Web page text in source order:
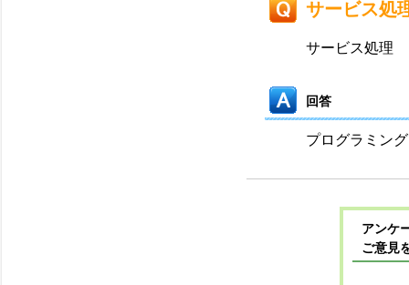
サービス処
サービス処理
回答
プログラミン
アンケ
ご意見